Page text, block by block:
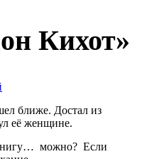
Кихот»
ближе. Достал из
её женщине.
можно? Если